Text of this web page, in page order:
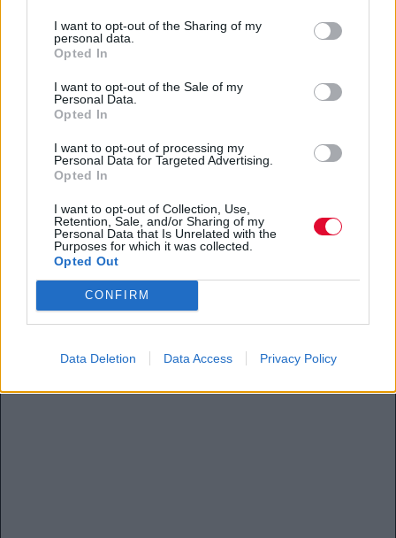
I want to opt-out of the Sharing of my
personal data.
Opted In
I want to opt-out of the Sale of my
Personal Data.
Opted In
I want to opt-out of processing my
Personal Data for Targeted Advertising.
Opted In
I want to opt-out of Collection, Use,
Retention, Sale, and/or Sharing of my
Personal Data that Is Unrelated with the
Purposes for which it was collected.
Opted Out
CONFIRM
Data Deletion Data Access Privacy Policy
Με αφορμή το 'Sprite One Shot Festival' το Platform
κλήρωση στηνfan pageγια το live αυτής της
Κυριακής. Μέχρι
κάνετε like στοαντίστοιχο postστηνfan page του
Platformκαι οι νικητές θα προκλυψουν μετά απο
κλήρωση. Έχετε μία ολόκληρη μέρα (και κάτι
παραπάνω) για να πάρετε μέρος! Hit!!